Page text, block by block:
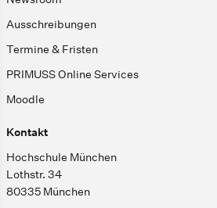
Ausschreibungen
Termine & Fristen
PRIMUSS Online Services
Moodle
Kontakt
Hochschule München
Lothstr. 34
80335 München